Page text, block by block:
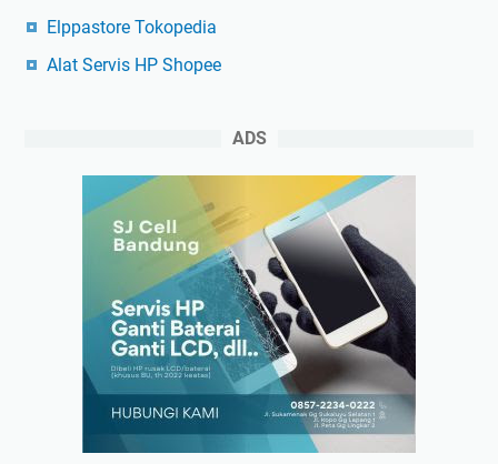
Elppastore Tokopedia
Alat Servis HP Shopee
ADS